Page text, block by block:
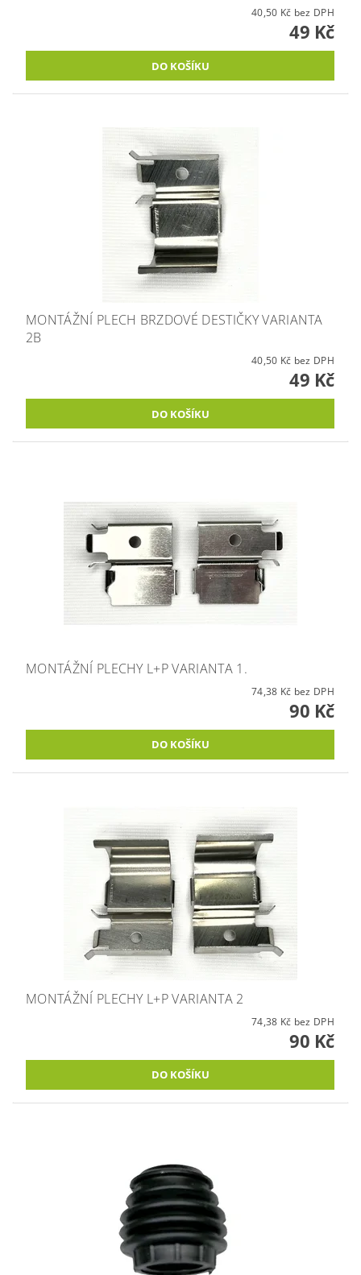
40,50 Kč bez DPH
49 Kč
MONTÁŽNÍ PLECH BRZDOVÉ DESTIČKY VARIANTA
2B
40,50 Kč bez DPH
49 Kč
MONTÁŽNÍ PLECHY L+P VARIANTA 1.
74,38 Kč bez DPH
90 Kč
MONTÁŽNÍ PLECHY L+P VARIANTA 2
74,38 Kč bez DPH
90 Kč